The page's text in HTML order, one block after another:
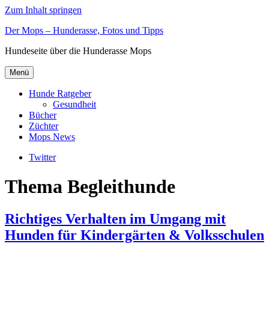
Zum Inhalt springen
Der Mops – Hunderasse, Fotos und Tipps
Hundeseite über die Hunderasse Mops
Menü
Hunde Ratgeber
Gesundheit
Bücher
Züchter
Mops News
Twitter
Thema Begleithunde
Richtiges Verhalten im Umgang mit
Hunden für Kindergärten & Volksschulen